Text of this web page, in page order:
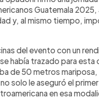
2025 al ganar
regionales.
de 27.41
y un bronce en el relevo
Audrey Deras y
al medallero
y se mantenía en
Guatemala 2025,
y, al mismo tiempo,
del evento con un
había trazado para
de 50 metros
solo le aseguró el
en esa